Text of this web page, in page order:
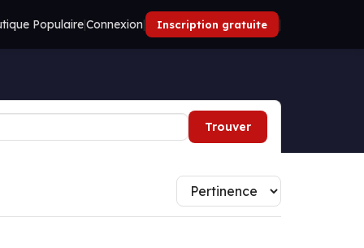
Populaire|Connexion| Inscription gratuite |
Trouver